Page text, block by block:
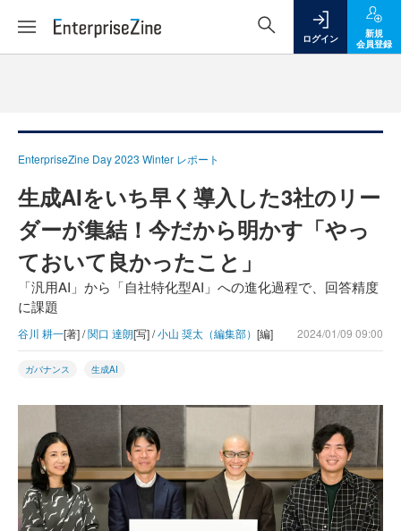
ログイン
新規
会員登録
EnterpriseZine Day 2023 Winter レポート
生成AIをいち早く導入した3社のリー
ダーが集結！今だから明かす「やっ
ておいて良かったこと」
「汎用AI」から「自社特化型AI」への進化過程で、回答精度
に課題
谷川 耕一[著] /関口 達朗[写] /小山 奨太（編集部） [編] 2024/01/09 09:00
ガバナンス 生成AI